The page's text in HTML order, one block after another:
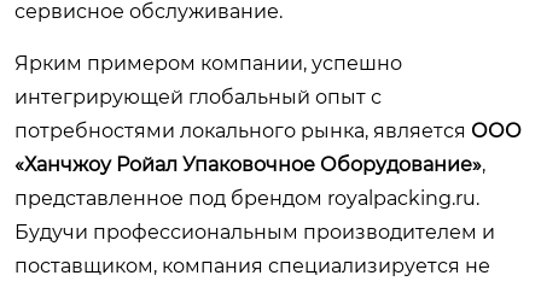
сервисное обслуживание.
Ярким примером компании, успешно
интегрирующей глобальный опыт с
потребностями локального рынка, является ООО
«Ханчжоу Ройал Упаковочное Оборудование»,
представленное под брендом royalpacking.ru.
Будучи профессиональным производителем и
поставщиком, компания специализируется не